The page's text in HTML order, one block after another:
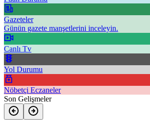
Gazeteler
Günün gazete manşetlerini inceleyin.
Canlı Tv
Yol Durumu
Nöbetçi Eczaneler
Son Gelişmeler